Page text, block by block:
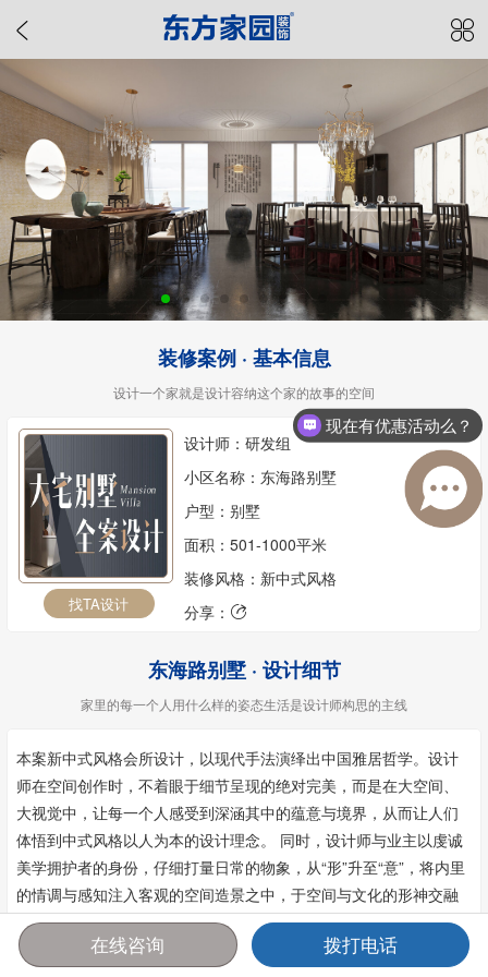
装修案例 · 基本信息
设计一个家就是设计容纳这个家的故事的空间
找TA设计
设计师：研发组
小区名称：东海路别墅
户型：别墅
面积：501-1000平米
装修风格：新中式风格
分享： 
东海路别墅 · 设计细节
家里的每一个人用什么样的姿态生活是设计师构思的主线
本案新中式风格会所设计，以现代手法演绎出中国雅居哲学。设计
师在空间创作时，不着眼于细节呈现的绝对完美，而是在大空间、
大视觉中，让每一个人感受到深涵其中的蕴意与境界，从而让人们
体悟到中式风格以人为本的设计理念。 同时，设计师与业主以虔诚
美学拥护者的身份，仔细打量日常的物象，从“形”升至“意”，将内里
的情调与感知注入客观的空间造景之中，于空间与文化的形神交融
间，营造一处文质而空灵的新中式会所空间。整体会所空间设计，
在大气有形，意蕴无境中，极致展现着中国精奢生活的美学深意。
首页 报价 电话 咨询
现在有优惠活动么？
在线咨询 拨打电话